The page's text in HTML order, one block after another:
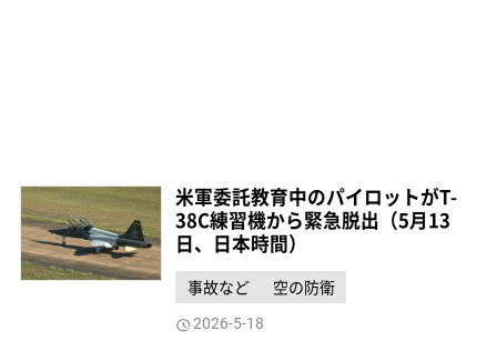
米軍委託教育中のパイロットがT-
38C練習機から緊急脱出（5月13
日、日本時間）
事故など 空の防衛
2026-5-18